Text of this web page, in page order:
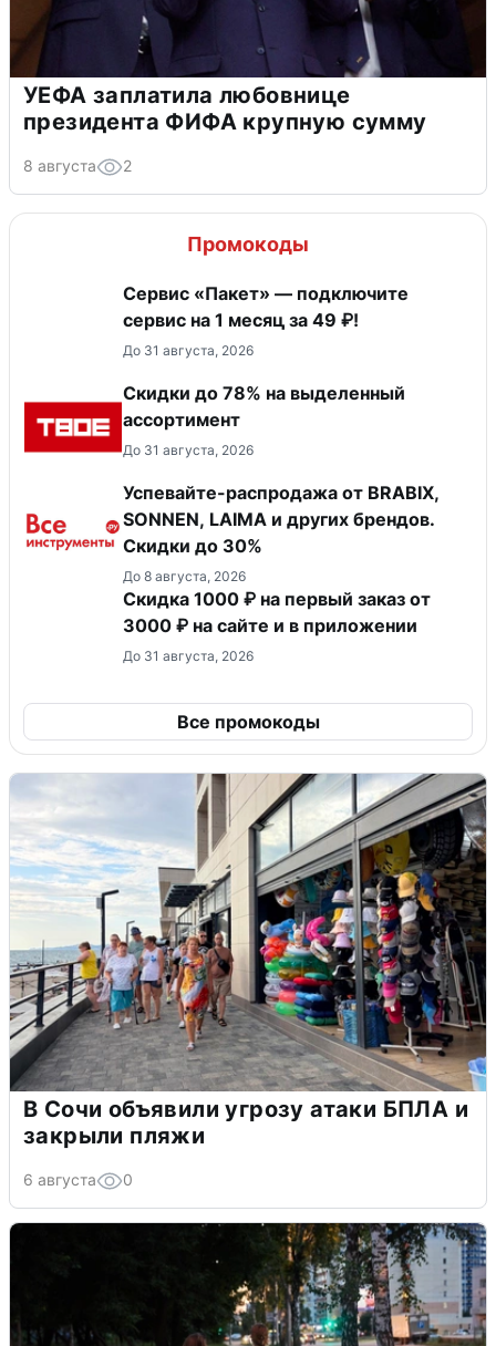
УЕФА заплатила любовнице
президента ФИФА крупную сумму
8 августа 2
Промокоды
Сервис «Пакет» — подключите
сервис на 1 месяц за 49 ₽!
До 31 августа, 2026
Скидки до 78% на выделенный
ассортимент
До 31 августа, 2026
Успевайте-распродажа от BRABIX,
SONNEN, LAIMA и других брендов.
Скидки до 30%
До 8 августа, 2026
Скидка 1000 ₽ на первый заказ от
3000 ₽ на сайте и в приложении
До 31 августа, 2026
Все промокоды
В Сочи объявили угрозу атаки БПЛА и
закрыли пляжи
6 августа 0